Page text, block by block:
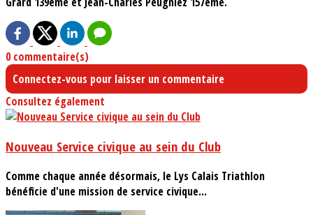
0 commentaire(s)
Connectez-vous pour laisser un commentaire
Consultez également
Nouveau Service civique au sein du Club
Comme chaque année désormais, le Lys Calais Triathlon
bénéficie d'une mission de service civique...